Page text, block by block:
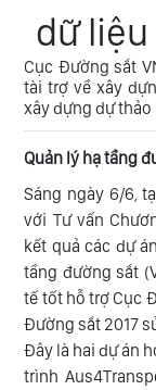
NHÀ
TƯ
TRA
CỨU
HÀNH
TRÌNH
LIÊN
HỆ
Tin
quốc
tế
định
vận
chuyển
ĐS
dữ
Cục Đường sắt
tài trợ về xây
xây dựng dự
Quản lý hạ tầng
Sáng ngày 6/6,
với Tư vấn
kết quả các dự
tầng đường sắt
tế tốt hỗ trợ Cục
Đường sắt 2017
Đây là hai dự án
trình